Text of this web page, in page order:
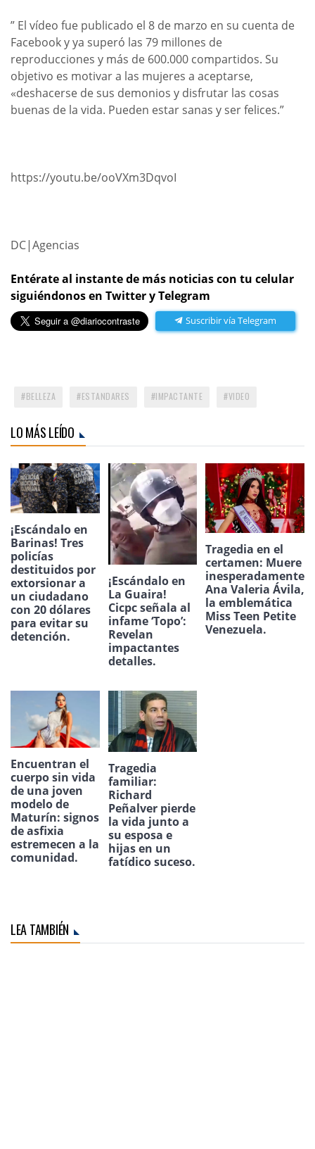
” El vídeo fue publicado el 8 de marzo en su cuenta de
Facebook y ya superó las 79 millones de
reproducciones y más de 600.000 compartidos. Su
objetivo es motivar a las mujeres a aceptarse,
«deshacerse de sus demonios y disfrutar las cosas
buenas de la vida. Pueden estar sanas y ser felices.”
https://youtu.be/ooVXm3DqvoI
DC|Agencias
Entérate al instante de más noticias con tu celular
siguiéndonos en Twitter y Telegram
Suscribir vía Telegram
BELLEZA ESTANDARES IMPACTANTE VIDEO
LO MÁS LEÍDO
¡Escándalo en
Barinas! Tres
policías
destituidos por
extorsionar a
un ciudadano
con 20 dólares
para evitar su
detención.
¡Escándalo en
La Guaira!
Cicpc señala al
infame ‘Topo’:
Revelan
impactantes
detalles.
Tragedia en el
certamen: Muere
inesperadamente
Ana Valeria Ávila,
la emblemática
Miss Teen Petite
Venezuela.
Encuentran el
cuerpo sin vida
de una joven
modelo de
Maturín: signos
de asfixia
estremecen a la
comunidad.
Tragedia
familiar:
Richard
Peñalver pierde
la vida junto a
su esposa e
hijas en un
fatídico suceso.
LEA TAMBIÉN